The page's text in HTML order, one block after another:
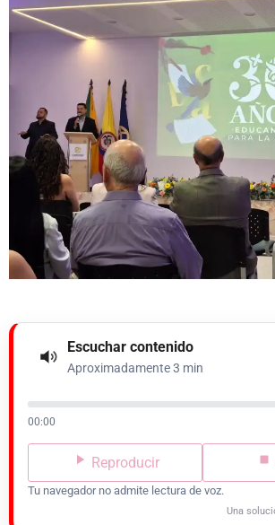
Escuchar contenido
Aproximadamente 3 min
00:00
Reproducir
Tu navegador no admite lectura de voz.
Una